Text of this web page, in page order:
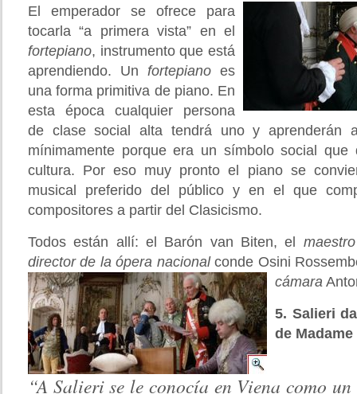
El emperador se ofrece para
tocarla “a primera vista” en el
fortepiano, instrumento que está
aprendiendo. Un fortepiano es
una forma primitiva de piano. En
esta época cualquier persona
de clase social alta tendrá uno y aprenderán
mínimamente porque era un símbolo social que
cultura. Por eso muy pronto el piano se
musical preferido del público y en el que
compositores a partir del Clasicismo.
Todos están allí: el Barón van Biten, el
director de la ópera nacionalconde Osini
cámara
5. Salieri
de
“A Salieri se le conocía en Viena como